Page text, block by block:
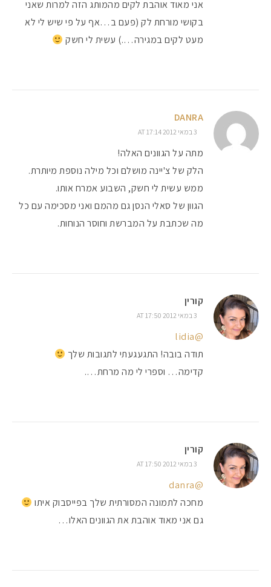
אני מאוד אוהבת לקים מהמותג הזה למרות שאני
בקושי מורחת לק (פעם ב…אף על פי שיש לי לא
מעט לקים במגירה….) עשית לי חשק
DANRA
3 במאי 2012 AT 17:14
מתה על הגוונים האלה!
הלק של צ'יינה מושלם וכל מילה נוספת מיותרת.
ממש עשית לי חשק, השבוע אמרח אותו.
הגוון של סאלי הנסן גם מהמם ואני מסכימה עם כל
מה שכתבת על המברשת וחוסר הנוחות.
קורין
3 במאי 2012 AT 17:50
@lidia
תודה בובה! התגעגעתי לתגובות שלך
קדימה… וספרי לי מה מרחת….
קורין
3 במאי 2012 AT 17:50
@danra
מחכה לתמונה המסורתית שלך בפייסבוק איתו
גם אני מאוד אוהבת את הגוונים האלו…